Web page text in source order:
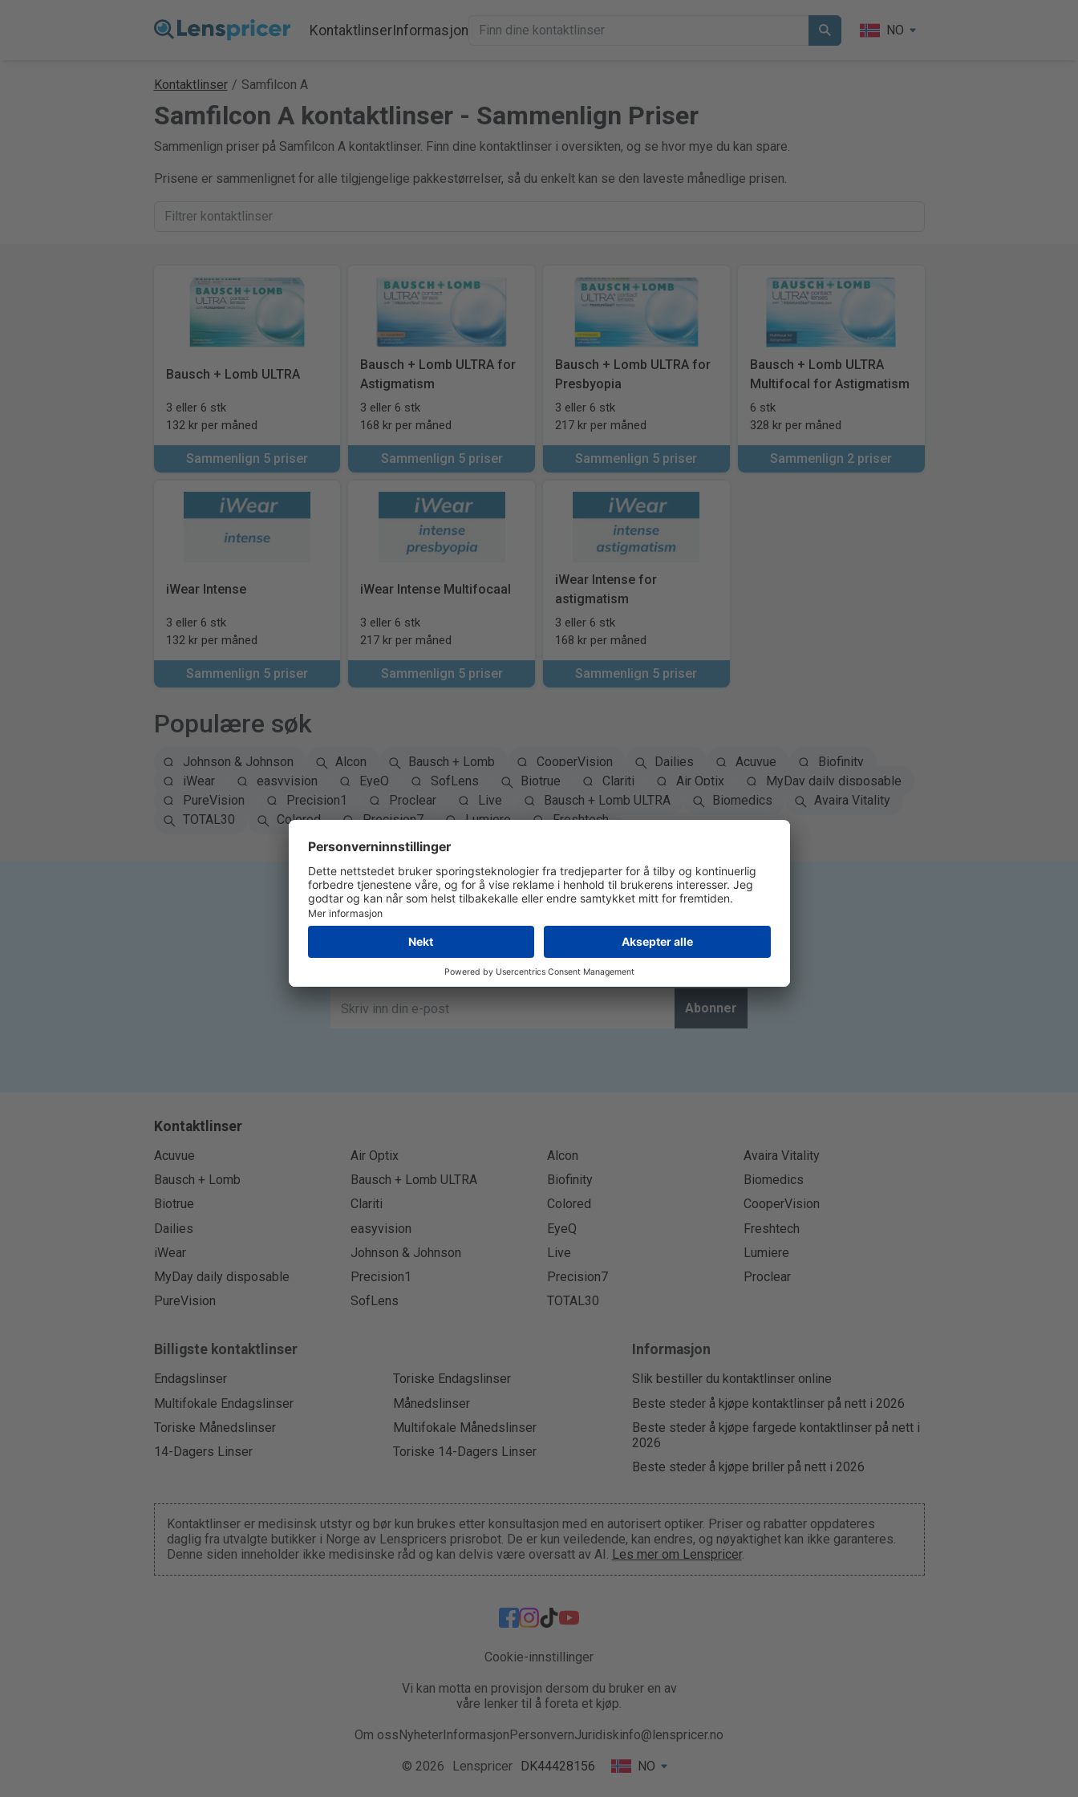
KontaktlinserInformasjon NO
Kontaktlinser / Samfilcon A
Samfilcon A kontaktlinser - Sammenlign Priser
Sammenlign priser på Samfilcon A kontaktlinser. Finn dine kontaktlinser i oversikten, og se hvor mye du kan spare.
Prisene er sammenlignet for alle tilgjengelige pakkestørrelser, så du enkelt kan se den laveste månedlige prisen.
Bausch + Lomb ULTRA
3 eller 6 stk
132 kr per måned
Sammenlign 5 priser
Bausch + Lomb ULTRA for
Astigmatism
3 eller 6 stk
168 kr per måned
Sammenlign 5 priser
Bausch + Lomb ULTRA for
Presbyopia
3 eller 6 stk
217 kr per måned
Sammenlign 5 priser
Bausch + Lomb ULTRA
Multifocal for Astigmatism
6 stk
328 kr per måned
Sammenlign 2 priser
iWear Intense
3 eller 6 stk
132 kr per måned
Sammenlign 5 priser
iWear Intense Multifocaal
3 eller 6 stk
217 kr per måned
Sammenlign 5 priser
iWear Intense for
astigmatism
3 eller 6 stk
168 kr per måned
Sammenlign 5 priser
Populære søk
Johnson & Johnson Alcon Bausch + Lomb CooperVision Dailies Acuvue
Biofinity
iWear
easyvision EyeQ SofLens Biotrue Clariti Air Optix
MyDay daily disposable
PureVision
Precision1 Proclear Live Bausch + Lomb ULTRA Biomedics
Avaira Vitality
TOTAL30
Colored Precision7 Lumiere Freshtech
Abonner på Nyhetsbrev
Abonner
Kontaktlinser
Acuvue Air Optix Alcon
Avaira Vitality
Bausch + Lomb
Bausch + Lomb ULTRA Biofinity
Biomedics
Biotrue
Clariti Colored
CooperVision
Dailies
easyvision EyeQ
Freshtech
iWear
Johnson & Johnson Live
Lumiere
MyDay daily disposable
Precision1 Precision7
Proclear
PureVision
SofLens TOTAL30
Billigste kontaktlinser
Endagslinser
Toriske Endagslinser
Multifokale Endagslinser
Månedslinser
Toriske Månedslinser
Multifokale Månedslinser
14-Dagers Linser
Toriske 14-Dagers Linser
Informasjon
Slik bestiller du kontaktlinser online
Beste steder å kjøpe kontaktlinser på nett i 2026
Beste steder å kjøpe fargede kontaktlinser på nett i
2026
Beste steder å kjøpe briller på nett i 2026
Kontaktlinser er medisinsk utstyr og bør kun brukes etter konsultasjon med en autorisert optiker. Priser og rabatter oppdateres
daglig fra utvalgte butikker i Norge av Lenspricers prisrobot. De er kun veiledende, kan endres, og nøyaktighet kan ikke garanteres.
Denne siden inneholder ikke medisinske råd og kan delvis være oversatt av AI. Les mer om Lenspricer.
Cookie-innstillinger
Vi kan motta en provisjon dersom du bruker en av
våre lenker til å foreta et kjøp.
Om ossNyheterInformasjonPersonvernJuridiskinfo@lenspricer.no
© 2026 Lenspricer DK44428156 NO